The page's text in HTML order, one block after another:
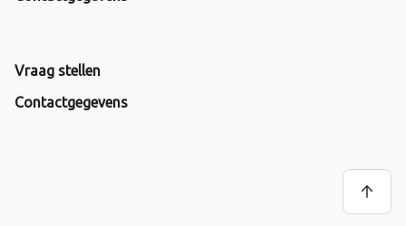
Vraag stellen
Contactgegevens